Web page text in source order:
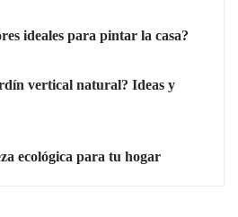
ideales para pintar la casa?
vertical natural? Ideas y
ecológica para tu hogar